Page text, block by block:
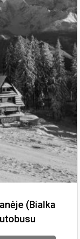
(Bialka